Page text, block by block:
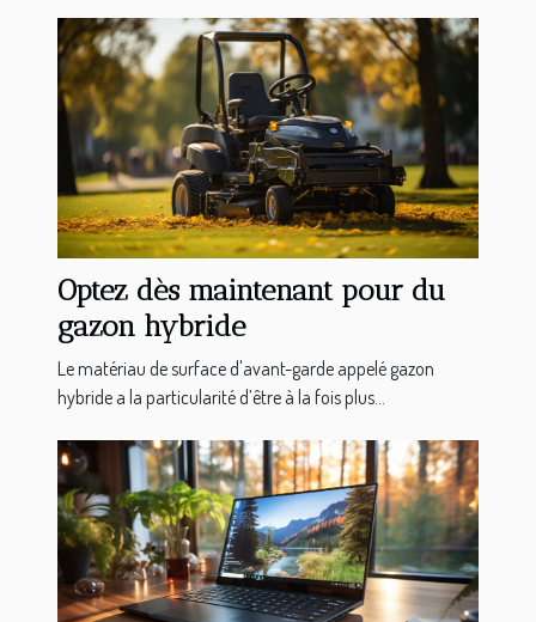
Optez dès maintenant pour du
gazon hybride
Le matériau de surface d'avant-garde appelé gazon
hybride a la particularité d’être à la fois plus...